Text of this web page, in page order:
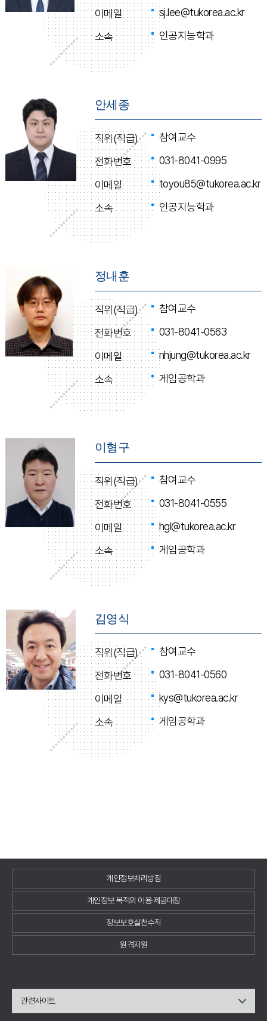
이메일
sj.lee@tukorea.ac.kr
소속
인공지능학과
안세종
직위(직급)
참여교수
전화번호
031-8041-0995
이메일
toyou85@tukorea.ac.kr
소속
인공지능학과
정내훈
직위(직급)
참여교수
전화번호
031-8041-0563
이메일
nhjung@tukorea.ac.kr
소속
게임공학과
이형구
직위(직급)
참여교수
전화번호
031-8041-0555
이메일
hgl@tukorea.ac.kr
소속
게임공학과
김영식
직위(직급)
참여교수
전화번호
031-8041-0560
이메일
kys@tukorea.ac.kr
소속
게임공학과
개인정보처리방침
개인정보 목적외 이용·제공대장
정보보호실천수칙
원격지원
관련사이트